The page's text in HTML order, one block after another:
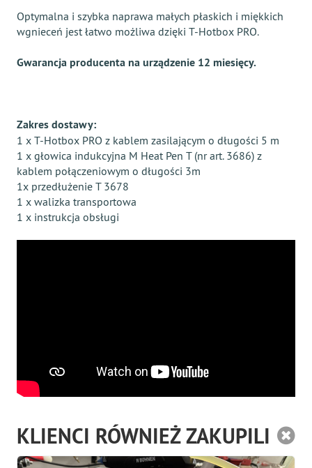
Optymalna i szybka naprawa małych płaskich i miękkich
wgnieceń jest łatwo możliwa dzięki T-Hotbox PRO.
Gwarancja producenta na urządzenie 12 miesięcy.
Zakres dostawy:
1 x T-Hotbox PRO z kablem zasilającym o długości 5 m
1 x głowica indukcyjna M Heat Pen T (nr art. 3686) z
kablem połączeniowym o długości 3m
1x przedłużenie T 3678
1 x walizka transportowa
1 x instrukcja obsługi
KLIENCI RÓWNIEŻ ZAKUPILI